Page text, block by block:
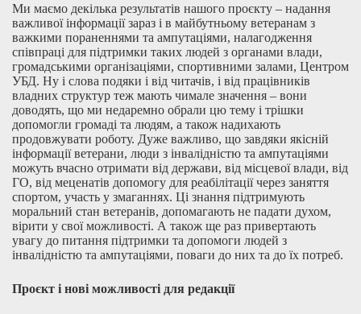
Ми маємо декілька результатів нашого проєкту – надання
важливої інформації зараз і в майбутньому ветеранам з
важкими пораненнями та ампутаціями, налагодження
співпраці для підтримки таких людей з органами влади,
громадськими організаціями, спортивними залами, Центром
УБД. Ну і слова подяки і від читачів, і від працівників
владних структур теж мають чимале значення – вони
доводять, що ми недаремно обрали цю тему і трішки
допомогли громаді та людям, а також надихають
продовжувати роботу. Дуже важливо, що завдяки якісній
інформації ветерани, люди з інвалідністю та ампутаціями
можуть вчасно отримати від держави, від місцевої влади, від
ГО, від меценатів допомогу для реабілітації через заняття
спортом, участь у змаганнях. Ці знання підтримують
моральний стан ветеранів, допомагають не падати духом,
вірити у свої можливості. А також ще раз привертають
увагу до питання підтримки та допомоги людей з
інвалідністю та ампутаціями, поваги до них та до їх потреб.
Проєкт і нові можливості для редакції